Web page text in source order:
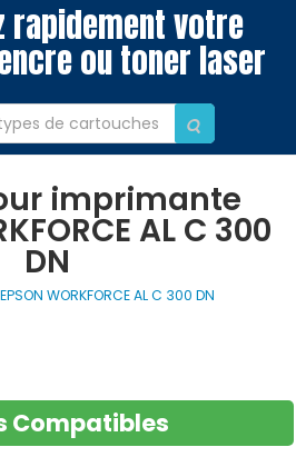
rapidement votre
ou toner laser
imprimante
AL C 300
DN
EPSON WORKFORCE AL C 300 DN
Compatibles